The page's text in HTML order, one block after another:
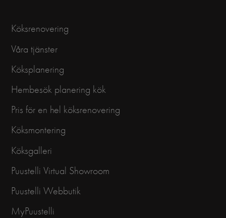
Köksrenovering
Våra tjänster
Köksplanering
Hembesök planering kök
Pris för en hel köksrenovering
Köksmontering
Köksgalleri
Puustelli Virtual Showroom
Puustelli Webbutik
MyPuustelli